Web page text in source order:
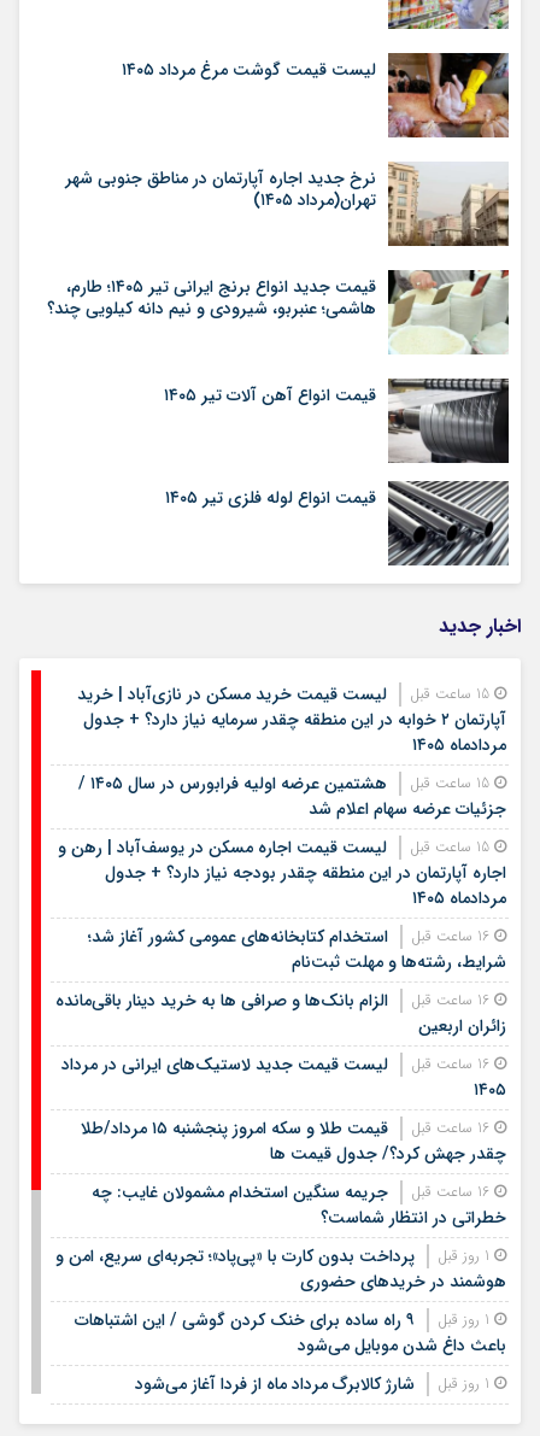
لیست قیمت گوشت مرغ مرداد ۱۴۰۵
نرخ جدید اجاره آپارتمان در مناطق جنوبی شهر
تهران(مرداد ۱۴۰۵)
قیمت جدید انواع برنج ایرانی تیر ۱۴۰۵؛ طارم،
هاشمی؛ عنبربو، شیرودی و نیم دانه کیلویی چند؟
قیمت انواع آهن آلات تیر ۱۴۰۵
قیمت انواع لوله فلزی تیر ۱۴۰۵
اخبار جدید
لیست قیمت خرید مسکن در نازی‌آباد | خرید
آپارتمان ۲ خوابه در این منطقه چقدر سرمایه نیاز دارد؟ + جدول
مردادماه ۱۴۰۵
هشتمین عرضه اولیه فرابورس در سال ۱۴۰۵ /
جزئیات عرضه سهام اعلام شد
لیست قیمت اجاره مسکن در یوسف‌آباد | رهن و
اجاره آپارتمان در این منطقه چقدر بودجه نیاز دارد؟ + جدول
مردادماه ۱۴۰۵
استخدام کتابخانه‌های عمومی کشور آغاز شد؛
شرایط، رشته‌ها و مهلت ثبت‌نام
الزام بانک‌ها و صرافی ها به خرید دینار باقی‌مانده
زائران اربعین
لیست قیمت جدید لاستیک‌های ایرانی در مرداد
۱۴۰۵
قیمت طلا و سکه امروز پنجشنبه ۱۵ مرداد/طلا
چقدر جهش کرد؟/ جدول قیمت ها
جریمه سنگین استخدام مشمولان غایب: چه
خطراتی در انتظار شماست؟
پرداخت بدون کارت با «پی‌پاد»؛ تجربه‌ای سریع، امن و
هوشمند در خریدهای حضوری
۹ راه ساده برای خنک کردن گوشی / این اشتباهات
باعث داغ شدن موبایل می‌شود
شارژ کالابرگ مرداد ماه از فردا آغاز می‌شود
1 روز قبل
لیست قیمت اجاره مسکن در شهرک غرب |